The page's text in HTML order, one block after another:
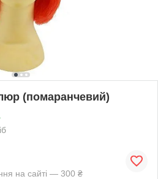
(помаранчевий)
на сайті — 300 ₴